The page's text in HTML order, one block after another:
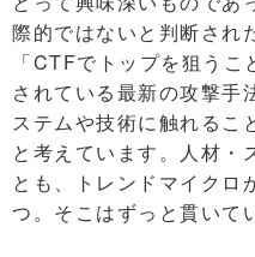
際的ではないと判断され
「CTFでトップを狙う
されている最新の攻撃手
ステムや技術に触れるこ
と考えています。人材・
とも、トレンドマイクロ
つ。そこはずっと貫いて